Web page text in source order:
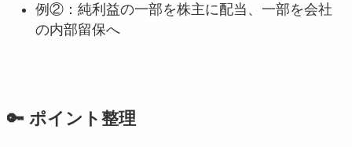
例②：純利益の一部を株主に配当、一部を会社
の内部留保へ
🔑 ポイント整理